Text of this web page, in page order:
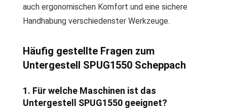
auch ergonomischen Komfort und eine sichere
Handhabung verschiedenster Werkzeuge.
Häufig gestellte Fragen zum
Untergestell SPUG1550 Scheppach
1. Für welche Maschinen ist das
Untergestell SPUG1550 geeignet?